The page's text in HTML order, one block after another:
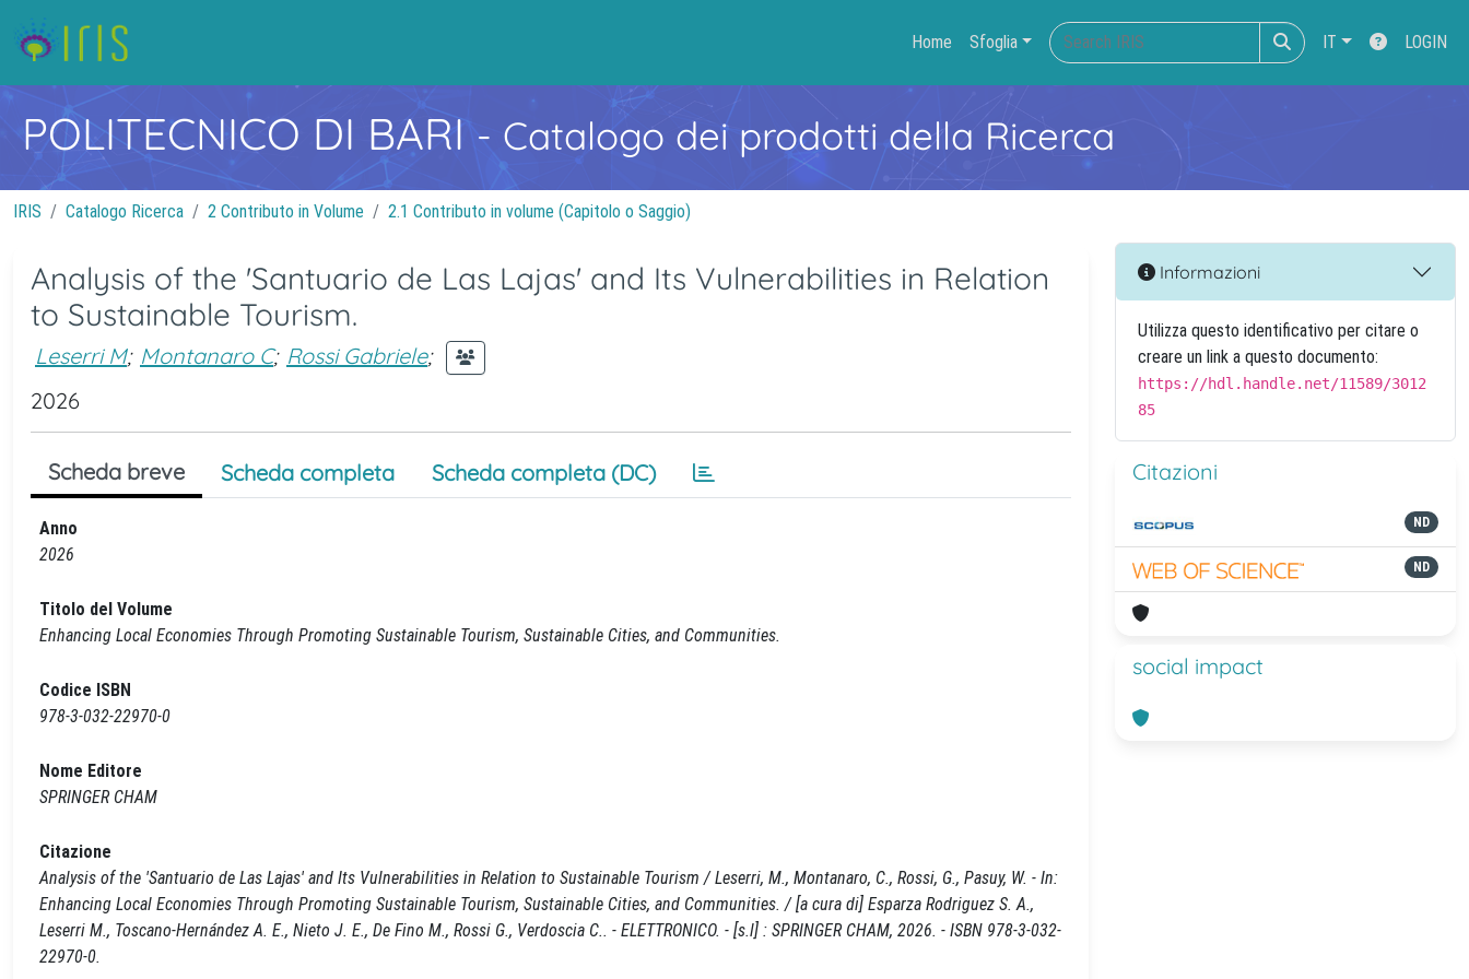
Home Sfoglia IT LOGIN
POLITECNICO DI BARI- Catalogo dei prodotti della Ricerca
IRIS Catalogo Ricerca 2 Contributo in Volume 2.1 Contributo in volume (Capitolo o Saggio)
Analysis of the 'Santuario de Las Lajas' and Its Vulnerabilities in Relation
to Sustainable Tourism.
Leserri M; Montanaro C; Rossi Gabriele;
2026
Scheda breve Scheda completa Scheda completa (DC)
Anno
2026
Titolo del Volume
Enhancing Local Economies Through Promoting Sustainable Tourism, Sustainable Cities, and Communities.
Codice ISBN
978-3-032-22970-0
Nome Editore
SPRINGER CHAM
Citazione
Analysis of the 'Santuario de Las Lajas' and Its Vulnerabilities in Relation to Sustainable Tourism / Leserri, M., Montanaro, C., Rossi, G., Pasuy, W. - In:
Enhancing Local Economies Through Promoting Sustainable Tourism, Sustainable Cities, and Communities. / [a cura di] Esparza Rodriguez S. A.,
Leserri M., Toscano-Hernández A. E., Nieto J. E., De Fino M., Rossi G., Verdoscia C.. - ELETTRONICO. - [s.l] : SPRINGER CHAM, 2026. - ISBN 978-3-032-
22970-0.
Informazioni
Utilizza questo identificativo per citare o
creare un link a questo documento:
https://hdl.handle.net/11589/3012
85
Citazioni
ND
ND
social impact